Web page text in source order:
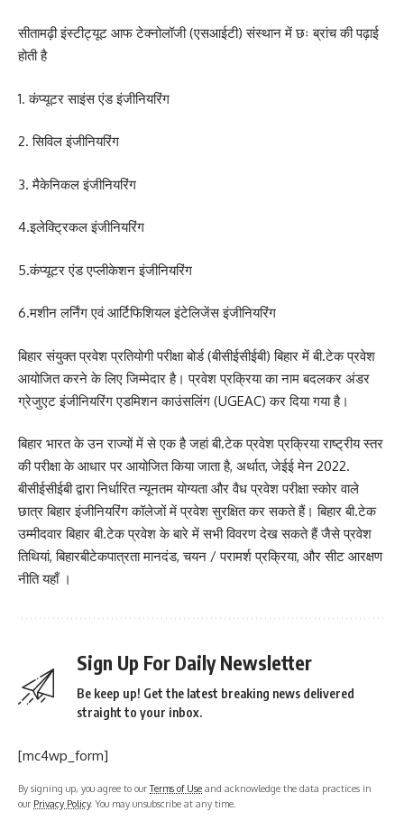
सीतामढ़ी इंस्टीट्यूट आफ टेक्नोलॉजी (एसआईटी) संस्थान में छः ब्रांच की पढ़ाई
होती है
1. कंप्यूटर साइंस एंड इंजीनियरिंग
2. सिविल इंजीनियरिंग
3. मैकेनिकल इंजीनियरिंग
4.इलेक्ट्रिकल इंजीनियरिंग
5.कंप्यूटर एंड एप्लीकेशन इंजीनियरिंग
6.मशीन लर्निंग एवं आर्टिफिशियल इंटेलिजेंस इंजीनियरिंग
बिहार संयुक्त प्रवेश प्रतियोगी परीक्षा बोर्ड (बीसीईसीईबी) बिहार में बी.टेक प्रवेश
आयोजित करने के लिए जिम्मेदार है। प्रवेश प्रक्रिया का नाम बदलकर अंडर
ग्रेजुएट इंजीनियरिंग एडमिशन काउंसलिंग (UGEAC) कर दिया गया है।
बिहार भारत के उन राज्यों में से एक है जहां बी.टेक प्रवेश प्रक्रिया राष्ट्रीय स्तर
की परीक्षा के आधार पर आयोजित किया जाता है, अर्थात, जेईई मेन 2022.
बीसीईसीईबी द्वारा निर्धारित न्यूनतम योग्यता और वैध प्रवेश परीक्षा स्कोर वाले
छात्र बिहार इंजीनियरिंग कॉलेजों में प्रवेश सुरक्षित कर सकते हैं। बिहार बी.टेक
उम्मीदवार बिहार बी.टेक प्रवेश के बारे में सभी विवरण देख सकते हैं जैसे प्रवेश
तिथियां, बिहारबीटेकपात्रता मानदंड, चयन / परामर्श प्रक्रिया, और सीट आरक्षण
नीति यहाँ ।
Sign Up For Daily Newsletter
Be keep up! Get the latest breaking news delivered
straight to your inbox.
[mc4wp_form]
By signing up, you agree to ourTerms of Use and acknowledge the data practices in
our Privacy Policy. You may unsubscribe at any time.